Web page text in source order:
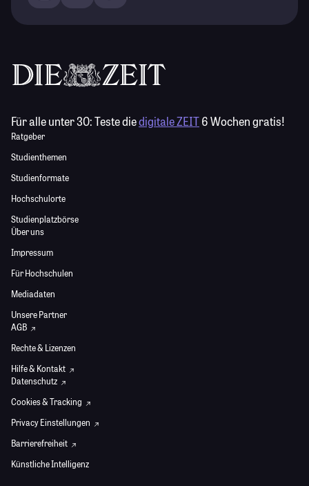
Für alle unter 30:Teste diedigitale ZEIT6 Wochen gratis!
Ratgeber
Studienthemen
Studienformate
Hochschulorte
Studienplatzbörse
Über uns
Impressum
Für Hochschulen
Mediadaten
Unsere Partner
AGB
Rechte & Lizenzen
Hilfe & Kontakt
Datenschutz
Cookies & Tracking
Privacy Einstellungen
Barrierefreiheit
Künstliche Intelligenz